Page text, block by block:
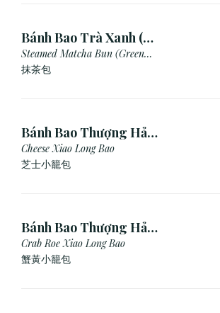
Bánh Bao Trà Xanh (3
Cái)
Steamed Matcha Bun (Green
Tea Bun)
抹茶包
Bánh Bao Thượng Hải
Phô Mai (3 Viên)
Cheese Xiao Long Bao
芝士小籠包
Bánh Bao Thượng Hải
Gạch Cua (3 Viên)
Crab Roe Xiao Long Bao
蟹黃小籠包